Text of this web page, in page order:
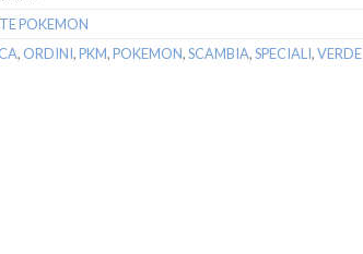
POKEMON
, ORDINI,PKM,POKEMON,SCAMBIA,SPECIALI,VERDE